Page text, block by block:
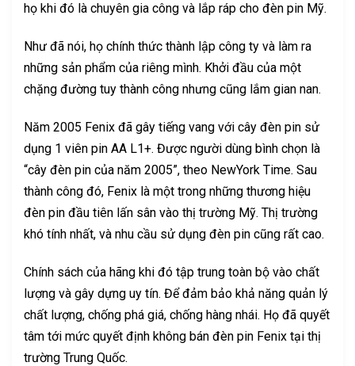
họ khi đó là chuyên gia công và lắp ráp cho đèn pin Mỹ.
Như đã nói, họ chính thức thành lập công ty và làm ra
những sản phẩm của riêng mình. Khởi đầu của một
chặng đường tuy thành công nhưng cũng lắm gian nan.
Năm 2005 Fenix đã gây tiếng vang với cây đèn pin sử
dụng 1 viên pin AA L1+. Được người dùng bình chọn là
“cây đèn pin của năm 2005”, theo NewYork Time. Sau
thành công đó, Fenix là một trong những thương hiệu
đèn pin đầu tiên lấn sân vào thị trường Mỹ. Thị trường
khó tính nhất, và nhu cầu sử dụng đèn pin cũng rất cao.
Chính sách của hãng khi đó tập trung toàn bộ vào chất
lượng và gây dựng uy tín. Để đảm bảo khả năng quản lý
chất lượng, chống phá giá, chống hàng nhái. Họ đã quyết
tâm tới mức quyết định không bán đèn pin Fenix tại thị
trường Trung Quốc.